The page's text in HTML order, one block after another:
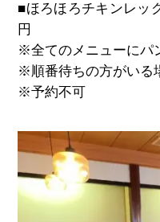
■ほろほろチキンレッ
円
※全てのメニューにパ
※順番待ちの方がいる
※予約不可